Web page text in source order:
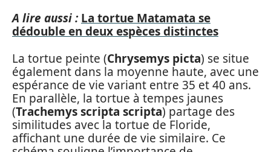
A lire aussi : La tortue Matamata se
dédouble en deux espèces distinctes
La tortue peinte (Chrysemys picta) se situe
également dans la moyenne haute, avec une
espérance de vie variant entre 35 et 40 ans.
En parallèle, la tortue à tempes jaunes
(Trachemys scripta scripta) partage des
similitudes avec la tortue de Floride,
affichant une durée de vie similaire. Ce